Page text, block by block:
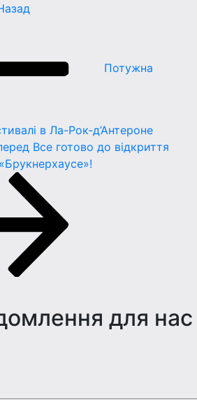
Потужна
в Ла-Рок-д’Антероне
Все готово до відкриття
для нас